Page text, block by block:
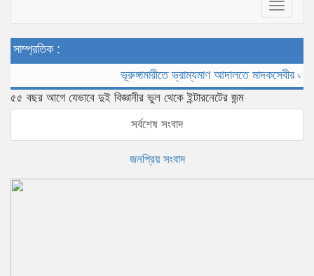
Toggle
সাম্প্রতিক :
ভূরুঙ্গামারীতে ভ্রাম্যমাণ আদালতে মাদকসেবীর এক মাসের
৫৫ বছর আগে যেভাবে দুই বিজ্ঞানীর ভুল থেকে ইন্টারনেটের জন্ম
সর্বশেষ সংবাদ
জনপ্রিয় সংবাদ